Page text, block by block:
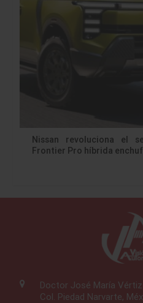
Nissan revoluciona el
Frontier Pro híbrida
Doctor José María
Col. Piedad Narvarte,